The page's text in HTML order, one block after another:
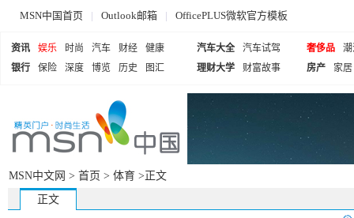
MSN中国首页 | Outlook邮箱 | OfficePLUS微软官方模板
资讯 娱乐 时尚 汽车 财经
健康
银行
保险 深度 博览 历史 图汇
汽车大全
汽车试驾
理财大学
财富故事
奢侈品
房产
家居
MSN中文网 > 首页 > 体育 >正文
正文